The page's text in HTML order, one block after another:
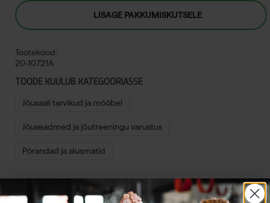
LISAGE PAKKUMISKUTSELE
Tootekood:
20-10721A
TOODE KUULUB KATEGOORIASSE
Jõusaali tarvikud ja mööbel
Jõuseadmed ja jõutreeningu varustus
Põrandad ja alusmatid
ARVUSTUSED KÜSIMUSED